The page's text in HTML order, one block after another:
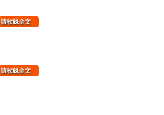
請收錄全文
請收錄全文